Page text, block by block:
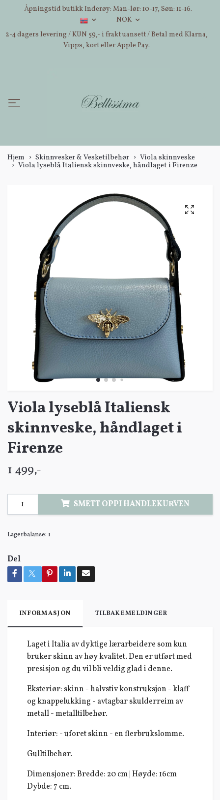
Åpningstid butikk Inderøy: Man-lør: 10-17, Søn: 11-16.
NOK
2-4 dagers levering / KUN 59,- i frakt uansett / Betal med Klarna,
Vipps, kort eller Apple Pay.
Hjem Skinnvesker & Vesketilbehør
Viola skinnveske
Viola lyseblå Italiensk skinnveske, håndlaget i Firenze
Viola lyseblå Italiensk
skinnveske, håndlaget i
Firenze
1 499,-
SMETT OPPI HANDLEKURVEN
Lagerbalanse: 1
Del
INFORMASJON TILBAKEMELDINGER
Laget i Italia av dyktige lærarbeidere som kun
bruker skinn av høy kvalitet. Den er utført med
presisjon og du vil bli veldig glad i denne.
Eksteriør: skinn - halvstiv konstruksjon - klaff
og knappelukking - avtagbar skulderreim av
metall - metalltilbehør.
Interiør: - uforet skinn - en flerbrukslomme.
Gulltilbehør.
Dimensjoner: Bredde: 20 cm | Høyde: 16cm |
Dybde: 7 cm.